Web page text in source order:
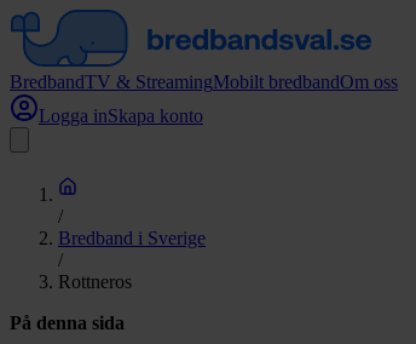
BredbandTV & StreamingMobilt bredbandOm oss
Logga inSkapa konto
/
Bredband i Sverige
/
Rottneros
På denna sida